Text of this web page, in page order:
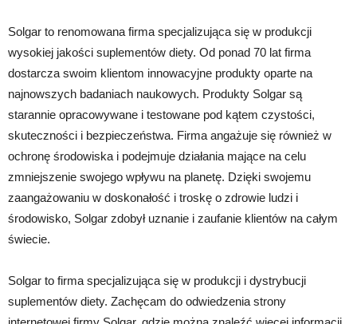
Solgar to renomowana firma specjalizująca się w produkcji
wysokiej jakości suplementów diety. Od ponad 70 lat firma
dostarcza swoim klientom innowacyjne produkty oparte na
najnowszych badaniach naukowych. Produkty Solgar są
starannie opracowywane i testowane pod kątem czystości,
skuteczności i bezpieczeństwa. Firma angażuje się również w
ochronę środowiska i podejmuje działania mające na celu
zmniejszenie swojego wpływu na planetę. Dzięki swojemu
zaangażowaniu w doskonałość i troskę o zdrowie ludzi i
środowisko, Solgar zdobył uznanie i zaufanie klientów na całym
świecie.
Solgar to firma specjalizująca się w produkcji i dystrybucji
suplementów diety. Zachęcam do odwiedzenia strony